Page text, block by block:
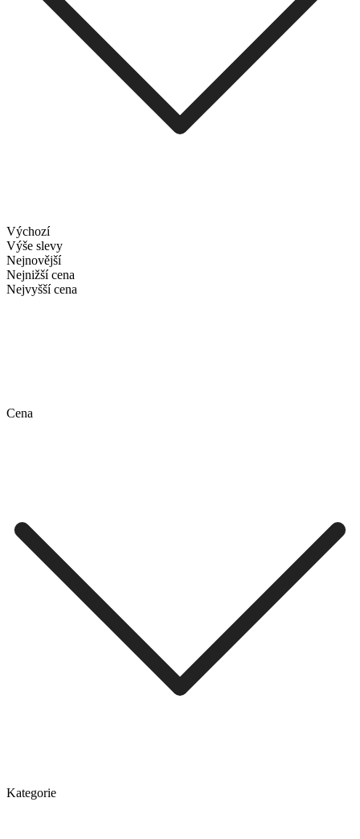
Výchozí
Výše slevy
Nejnovější
Nejnižší cena
Nejvyšší cena
Cena
Kategorie